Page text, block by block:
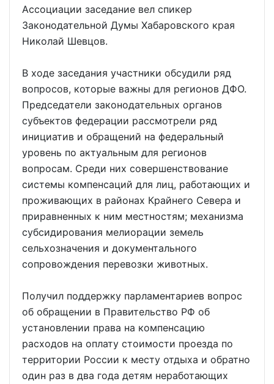
Ассоциации заседание вел спикер
Законодательной Думы Хабаровского края
Николай Шевцов.
В ходе заседания участники обсудили ряд
вопросов, которые важны для регионов ДФО.
Председатели законодательных органов
субъектов федерации рассмотрели ряд
инициатив и обращений на федеральный
уровень по актуальным для регионов
вопросам. Среди них совершенствование
системы компенсаций для лиц, работающих и
проживающих в районах Крайнего Севера и
приравненных к ним местностям; механизма
субсидирования мелиорации земель
сельхозначения и документального
сопровождения перевозки животных.
Получил поддержку парламентариев вопрос
об обращении в Правительство РФ об
установлении права на компенсацию
расходов на оплату стоимости проезда по
территории России к месту отдыха и обратно
один раз в два года детям неработающих